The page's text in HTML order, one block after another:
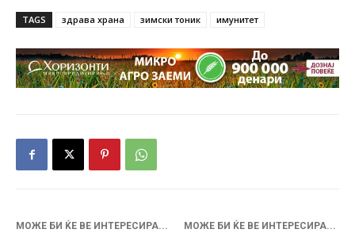
TAGS здрава храна зимски тоник имунитет
МОЖЕ БИ ЌЕ ВЕ ИНТЕРЕСИРА... МОЖЕ БИ ЌЕ ВЕ ИНТЕРЕСИРА...